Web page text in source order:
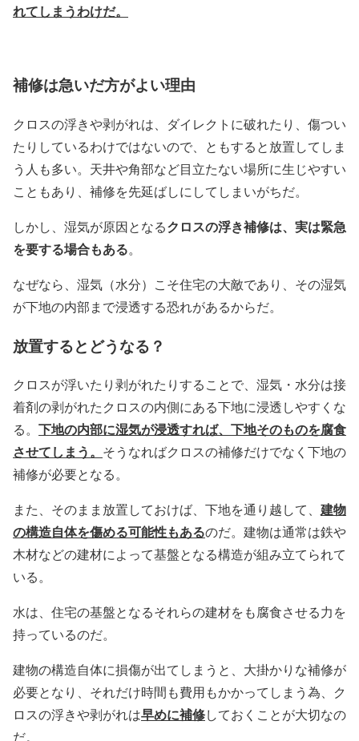
れてしまうわけだ。
補修は急いだ方がよい理由
クロスの浮きや剥がれは、ダイレクトに破れたり、傷つい
たりしているわけではないので、ともすると放置してしま
う人も多い。天井や角部など目立たない場所に生じやすい
こともあり、補修を先延ばしにしてしまいがちだ。
しかし、湿気が原因となるクロスの浮き補修は、実は緊急
を要する場合もある。
なぜなら、湿気（水分）こそ住宅の大敵であり、その湿気
が下地の内部まで浸透する恐れがあるからだ。
放置するとどうなる？
クロスが浮いたり剥がれたりすることで、湿気・水分は接
着剤の剥がれたクロスの内側にある下地に浸透しやすくな
る。 下地の内部に湿気が浸透すれば、下地そのものを腐食
させてしまう。 そうなればクロスの補修だけでなく下地の
補修が必要となる。
また、そのまま放置しておけば、下地を通り越して、 建物
の構造自体を傷める可能性もあるのだ。建物は通常は鉄や
木材などの建材によって基盤となる構造が組み立てられて
いる。
水は、住宅の基盤となるそれらの建材をも腐食させる力を
持っているのだ。
建物の構造自体に損傷が出てしまうと、大掛かりな補修が
必要となり、それだけ時間も費用もかかってしまう為、ク
ロスの浮きや剥がれは早めに補修しておくことが大切なの
だ。